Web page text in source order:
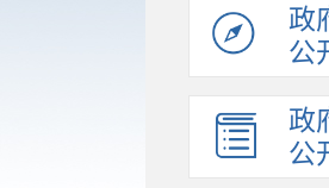
政
公
政
公